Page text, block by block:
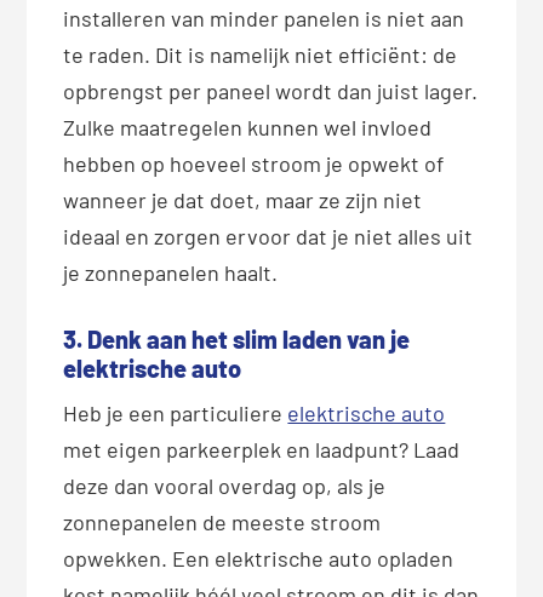
installeren van minder panelen is niet aan
te raden. Dit is namelijk niet efficiënt: de
opbrengst per paneel wordt dan juist lager.
Zulke maatregelen kunnen wel invloed
hebben op hoeveel stroom je opwekt of
wanneer je dat doet, maar ze zijn niet
ideaal en zorgen ervoor dat je niet alles uit
je zonnepanelen haalt.
3. Denk aan het slim laden van je
elektrische auto
Heb je een particuliere elektrische auto
met eigen parkeerplek en laadpunt? Laad
deze dan vooral overdag op, als je
zonnepanelen de meeste stroom
opwekken. Een elektrische auto opladen